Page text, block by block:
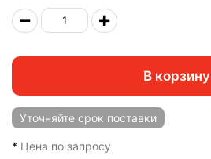
В корзину
Уточняйте срок поставки
* Цена по запросу